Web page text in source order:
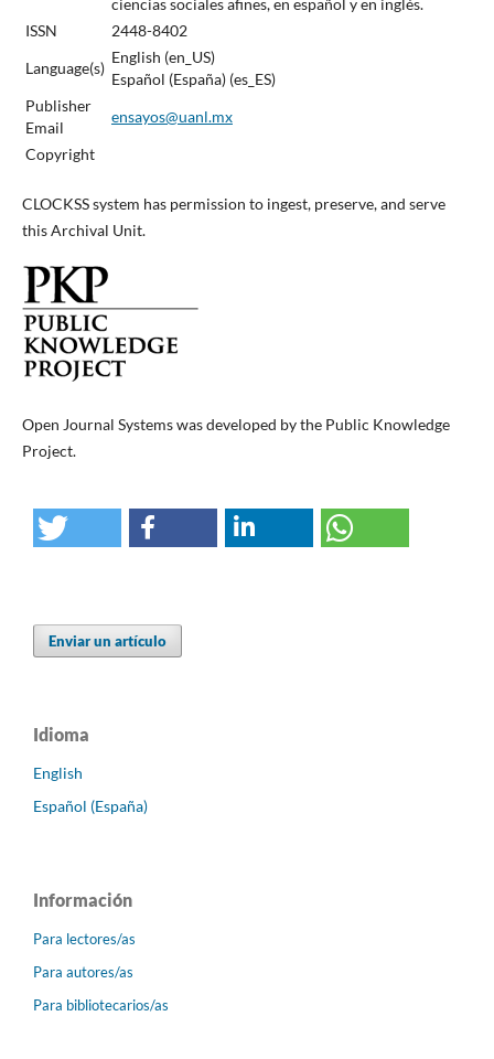
ciencias sociales afines, en español y en inglés.
ISSN
2448-8402
Language(s)
English (en_US)
Español (España) (es_ES)
Publisher
Email
ensayos@uanl.mx
Copyright
CLOCKSS system has permission to ingest, preserve, and serve
this Archival Unit.
Open Journal Systems was developed by the Public Knowledge
Project.
Enviar un artículo
Idioma
English
Español (España)
Información
Para lectores/as
Para autores/as
Para bibliotecarios/as